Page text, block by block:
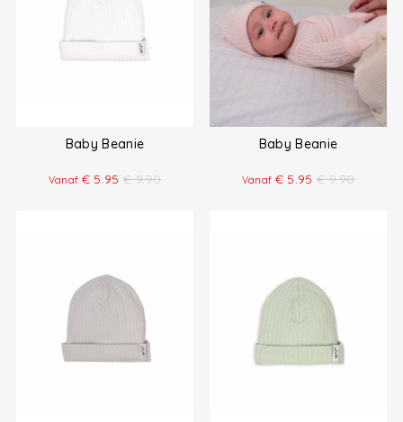
Baby Beanie
Vanaf € 5.95 € 9.90
Baby Beanie
Vanaf € 5.95 € 9.90